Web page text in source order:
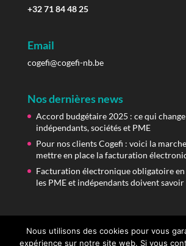
+32 71 84 48 25
Email
cogefi@cogefi-nb.be
Nos dernières news
Accord budgétaire 2025 : ce qui
indépendants, sociétés et PME
Pour nos clients Cogefi : voici la
mettre en place la facturation
Facturation électronique obligatoire en
les PME et indépendants doivent savoir
Nous utilisons des cookies pour vous
expérience sur notre site web. Si vous